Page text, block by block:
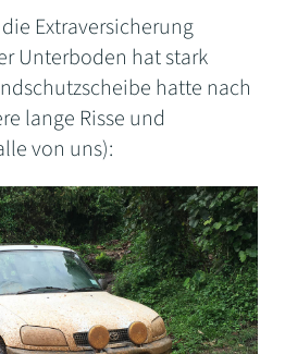
Extraversicherung
Unterboden hat stark
hatte nach
lange Risse und
von uns):